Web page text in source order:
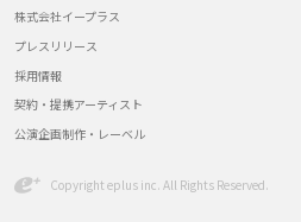
株式会社イープラス
プレスリリース
採用情報
契約・提携アーティスト
公演企画制作・レーベル
Copyright eplus inc. All Rights Reserved.